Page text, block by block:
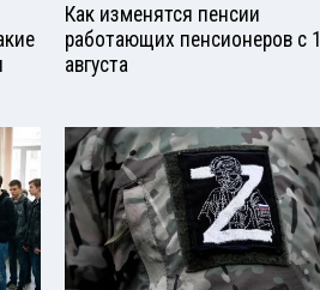
Как изменятся пенсии
работающих пенсионеров с 1
августа